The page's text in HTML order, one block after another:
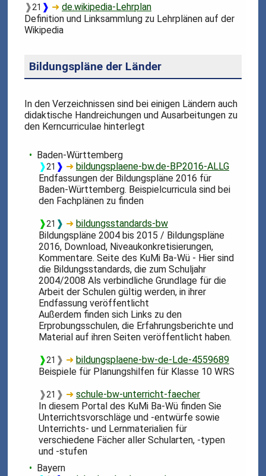
❱21 ❱ ➜de.wikipedia-Lehrplan
Definition und Linksammlung zu Lehrplänen auf der
Wikipedia
Bildungspläne der Länder
In den Verzeichnissen sind bei einigen Ländern auch
didaktische Handreichungen und Ausarbeitungen zu
den Kerncurriculae hinterlegt
Baden-Württemberg
❱21 ❱ ➜bildungsplaene-bw.de-BP2016-ALLG
Endfassungen der Bildungspläne 2016 für
Baden-Württemberg. Beispielcurricula sind bei
den Fachplänen zu finden
❱21 ❱ ➜bildungsstandards-bw
Bildungspläne 2004 bis 2015 / Bildungspläne
2016, Download, Niveaukonkretisierungen,
Kommentare. Seite des KuMi Ba-Wü - Hier sind
die Bildungsstandards, die zum Schuljahr
2004/2008 Als verbindliche Grundlage für die
Arbeit der Schulen gültig werden, in ihrer
Endfassung veröffentlicht
Außerdem finden sich Links zu den
Erprobungsschulen, die Erfahrungsberichte und
Material auf ihren Seiten veröffentlicht haben.
❱21 ❱ ➜bildungsplaene-bw-de-Lde-4559689
Beispiele für Planungshilfen für Klasse 10 WRS
❱21 ❱ ➜schule-bw-unterricht-faecher
In diesem Portal des KuMi Ba-Wü finden Sie
Unterrichtsvorschläge und -entwürfe sowie
Unterrichts- und Lernmaterialien für
verschiedene Fächer aller Schularten, -typen
und -stufen
Bayern